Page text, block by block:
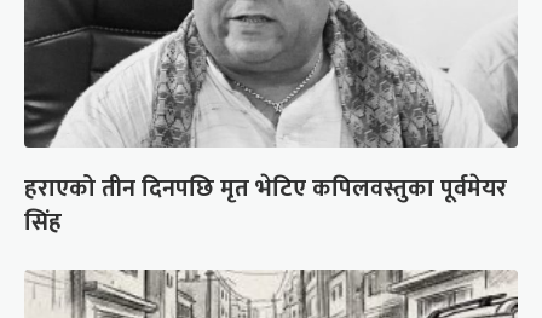
हराएको तीन दिनपछि मृत भेटिए कपिलवस्तुका पूर्वमेयर
सिंह